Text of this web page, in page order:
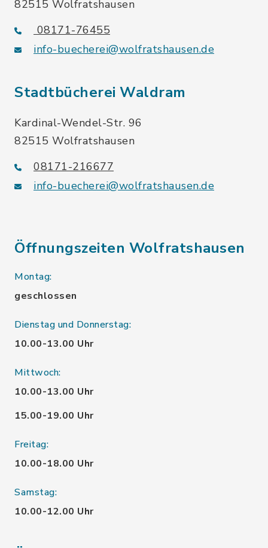
82515 Wolfratshausen
08171-76455
info-buecherei@wolfratshausen.de
Stadtbücherei Waldram
Kardinal-Wendel-Str. 96
82515 Wolfratshausen
08171-216677
info-buecherei@wolfratshausen.de
Öffnungszeiten Wolfratshausen
Montag:
geschlossen
Dienstag und Donnerstag:
10.00-13.00 Uhr
Mittwoch:
10.00-13.00 Uhr
15.00-19.00 Uhr
Freitag:
10.00-18.00 Uhr
Samstag:
10.00-12.00 Uhr